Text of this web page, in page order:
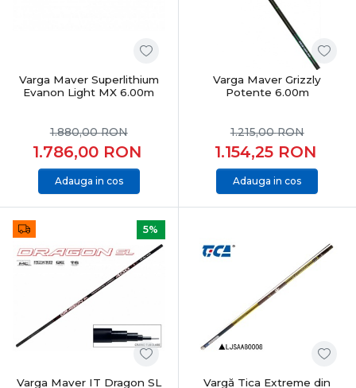
Feeder & staționar înseamnă precizie, răbdare și control
total. Alegerea echipamentelor potrivite îți oferă
sensibilitate maximă, adaptabilitate și șanse reale la
capturi constante, indiferent de condițiile de pescuit.
Varga Maver Superlithium
Evanon Light MX 6.00m
1.786,00 RON
1.880,00RON
Adauga in cos
Varga Maver Grizzly
Potente 6.00m
1.154,25 RON
1.215,00RON
Adauga in cos
5%
Varga Maver IT Dragon SL
Vargă Tica Extreme din